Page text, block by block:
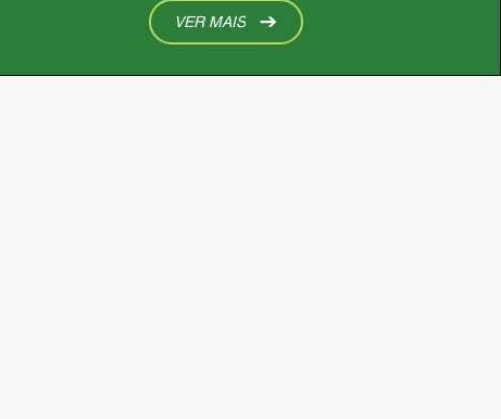
VER MAIS